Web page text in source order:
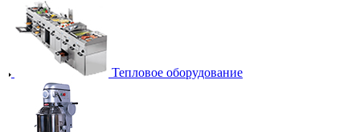
Тепловое оборудование